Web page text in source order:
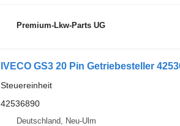
Premium-Lkw-Parts UG
IVECO GS3 20 Pin Getriebesteller
Steuereinheit
42536890
Deutschland, Neu-Ulm